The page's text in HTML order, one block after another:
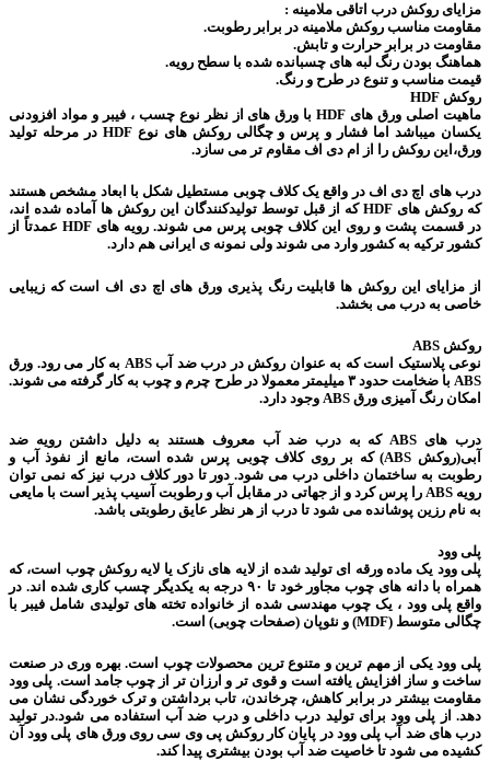
مزایای روکش درب اتاقی ملامینه :
مقاومت مناسب روکش ملامینه در برابر رطوبت.
مقاومت در برابر حرارت و تابش.
هماهنگ بودن رنگ لبه های چسبانده شده با سطح رویه.
قیمت مناسب و تنوع در طرح و رنگ.
روکش HDF
ماهیت اصلی ورق های HDF با ورق های از نظر نوع چسب ، فیبر و مواد افزودنی
یکسان میباشد اما فشار و پرس و چگالی روکش های نوع HDF در مرحله تولید
ورق،این روکش را از ام دی اف مقاوم تر می سازد.
درب های اچ دی اف در واقع یک کلاف چوبی مستطیل شکل با ابعاد مشخص هستند
که روکش های HDF که از قبل توسط تولیدکنندگان این روکش ها آماده شده اند،
در قسمت پشت و روی این کلاف چوبی پرس می شوند. رویه های HDF عمدتاً از
کشور ترکیه به کشور وارد می شوند ولی نمونه ی ایرانی هم دارد.
از مزایای این روکش ها قابلیت رنگ پذیری ورق های اچ دی اف است که زیبایی
خاصی به درب می بخشد.
روکش ABS
نوعی پلاستیک است که به عنوان روکش در درب ضد آب ABS به کار می رود. ورق
ABS با ضخامت حدود ۳ میلیمتر معمولا در طرح چرم و چوب به کار گرفته می شوند.
امکان رنگ آمیزی ورق ABS وجود دارد.
درب های ABS که به درب ضد آب معروف هستند به دلیل داشتن رویه ضد
آبی(روکش ABS) که بر روی کلاف چوبی پرس شده است، مانع از نفوذ آب و
رطوبت به ساختمان داخلی درب می شود. دور تا دور کلاف درب نیز که نمی توان
رویه ABS را پرس کرد و از جهاتی در مقابل آب و رطوبت آسیب پذیر است با مایعی
به نام رزین پوشانده می شود تا درب از هر نظر عایق رطوبتی باشد.
پلی وود
پلی وود یک ماده ورقه ای تولید شده از لایه های نازک یا لایه روکش چوب است، که
همراه با دانه های چوب مجاور خود تا ۹۰ درجه به یکدیگر چسب کاری شده اند. در
واقع پلی وود ، یک چوب مهندسی شده از خانواده تخته های تولیدی شامل فیبر با
چگالی متوسط (MDF) و نئوپان (صفحات چوبی) است.
پلی وود یکی از مهم ترین و متنوع ترین محصولات چوب است. بهره وری در صنعت
ساخت و ساز افزایش یافته است و قوی تر و ارزان تر از چوب جامد است. پلی وود
مقاومت بیشتر در برابر کاهش، چرخاندن، تاب برداشتن و ترک خوردگی نشان می
دهد. از پلی وود برای تولید درب داخلی و درب ضد آب استفاده می شود.در تولید
درب های ضد آب پلی وود در پایان کار روکش پی وی سی روی ورق های پلی وود آن
کشیده می شود تا خاصیت ضد آب بودن بیشتری پیدا کند.